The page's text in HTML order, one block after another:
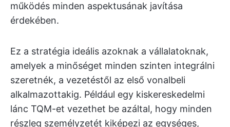
működés minden aspektusának javítása
érdekében.
Ez a stratégia ideális azoknak a vállalatoknak,
amelyek a minőséget minden szinten integrálni
szeretnék, a vezetéstől az első vonalbeli
alkalmazottakig. Például egy kiskereskedelmi
lánc TQM-et vezethet be azáltal, hogy minden
részleg személyzetét kiképezi az egységes,